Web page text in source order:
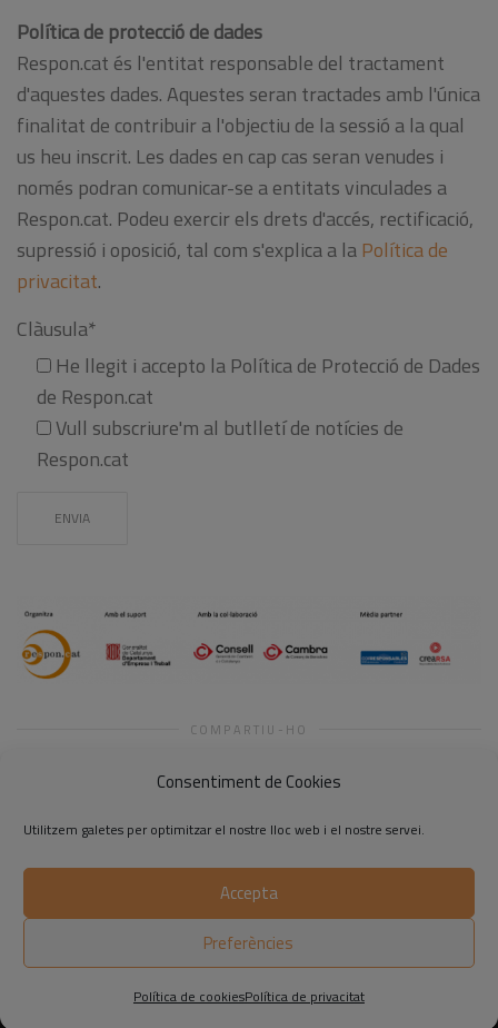
Consentiment de Cookies
Utilitzem galetes per optimitzar el nostre lloc web i el nostre servei.
Accepta
Preferències
Política de cookiesPolítica de privacitat
Política de protecció de dades
Respon.cat és l'entitat responsable del tractament
d'aquestes dades. Aquestes seran tractades amb l'única
finalitat de contribuir a l'objectiu de la sessió a la qual
us heu inscrit. Les dades en cap cas seran venudes i
només podran comunicar-se a entitats vinculades a
Respon.cat. Podeu exercir els drets d'accés, rectificació,
supressió i oposició, tal com s'explica a laPolítica de
privacitat.
Clàusula*
He llegit i accepto la Política de Protecció de Dades
de Respon.cat
Vull subscriure'm al butlletí de notícies de
Respon.cat
COMPARTIU-HO
©2014-2026 Respon.cat
Política de privadesa Política de cookies